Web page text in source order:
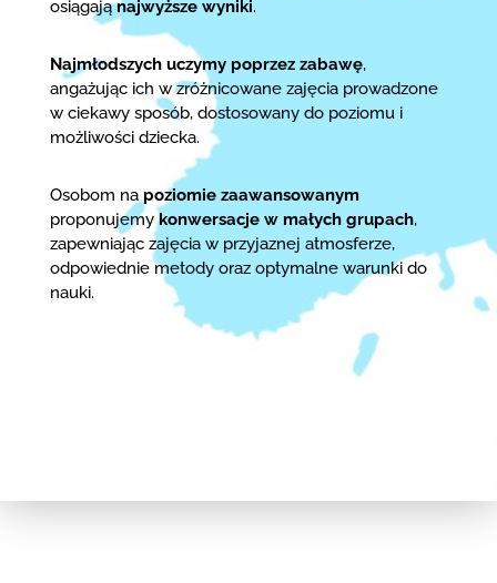
osiągająnajwyższe wyniki.
Najmłodszych uczymy poprzez zabawę,
angażując ich w zróżnicowane zajęcia prowadzone
w ciekawy sposób, dostosowany do poziomu i
możliwości dziecka.
Osobom na poziomie zaawansowanym
proponujemykonwersacje w małych grupach,
zapewniając zajęcia w przyjaznej atmosferze,
odpowiednie metody oraz optymalne warunki do
nauki.